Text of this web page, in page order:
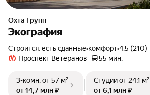
Охта Групп
Экография
Строится, есть сданные•комфорт•4.5 (210)
Проспект Ветеранов
55 мин.
3-комн.от 57 м²
от 14,7 млн ₽
Студииот 24,1 м²
от 6,1 млн ₽